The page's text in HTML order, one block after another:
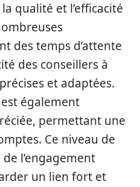
qualité et l’efficacité
des temps d’attente
des conseillers à
et adaptées.
également
permettant une
Ce niveau de
l’engagement
un lien fort et